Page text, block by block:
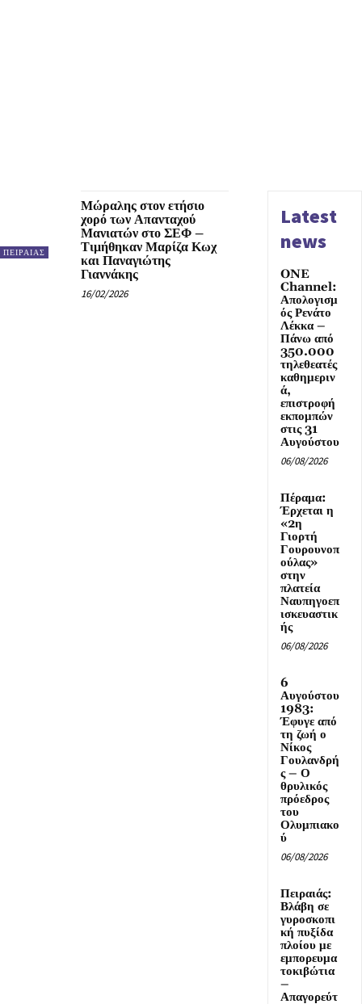
ΠΕΙΡΑΙΑΣ
Μώραλης στον ετήσιο
χορό των Απανταχού
Μανιατών στο ΣΕΦ –
Τιμήθηκαν Μαρίζα Κωχ
και Παναγιώτης
Γιαννάκης
16/02/2026
Latest
news
ONE
Channel:
Απολογισμ
ός Ρενάτο
Λέκκα –
Πάνω από
350.000
τηλεθεατές
καθημεριν
ά,
επιστροφή
εκπομπών
στις 31
Αυγούστου
06/08/2026
Πέραμα:
Έρχεται η
«2η
Γιορτή
Γουρουνοπ
ούλας»
στην
πλατεία
Ναυπηγοεπ
ισκευαστικ
ής
06/08/2026
6
Αυγούστου
1983:
Έφυγε από
τη ζωή ο
Νίκος
Γουλανδρή
ς – Ο
θρυλικός
πρόεδρος
του
Ολυμπιακο
ύ
06/08/2026
Πειραιάς:
Βλάβη σε
γυροσκοπι
κή πυξίδα
πλοίου με
εμπορευμα
τοκιβώτια
–
Απαγορεύτ